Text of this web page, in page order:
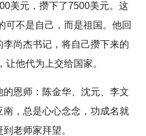
美元，攒下了7500美元。这
可不是自己，而是祖国。他回
尚杰书记，将自己攒下来的
他代为上交给国家。
恩师：陈金华、沈元、李文
，总是心心念念，功成名就
老师家拜望。